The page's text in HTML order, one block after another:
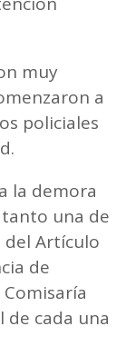
muy
a
policiales
la demora
una de
del Artículo
de
de cada una